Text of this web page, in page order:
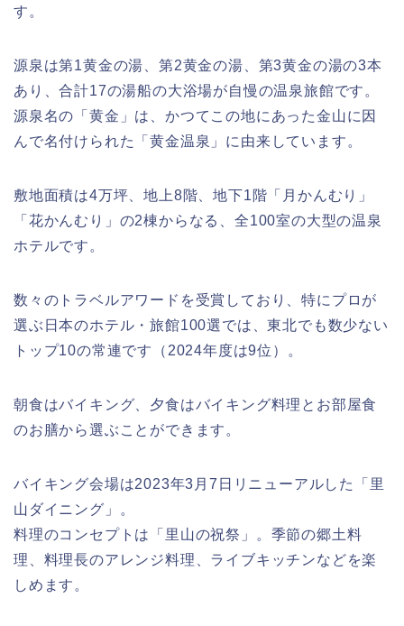
す。
源泉は第1黄金の湯、第2黄金の湯、第3黄金の湯の3本
あり、合計17の湯船の大浴場が自慢の温泉旅館です。
源泉名の「黄金」は、かつてこの地にあった金山に因
んで名付けられた「黄金温泉」に由来しています。
敷地面積は4万坪、地上8階、地下1階「月かんむり」
「花かんむり」の2棟からなる、全100室の大型の温泉
ホテルです。
数々のトラベルアワードを受賞しており、特にプロが
選ぶ日本のホテル・旅館100選では、東北でも数少ない
トップ10の常連です（2024年度は9位）。
朝食はバイキング、夕食はバイキング料理とお部屋食
のお膳から選ぶことができます。
バイキング会場は2023年3月7日リニューアルした「里
山ダイニング」。
料理のコンセプトは「里山の祝祭」。季節の郷土料
理、料理長のアレンジ料理、ライブキッチンなどを楽
しめます。